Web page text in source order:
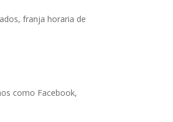
franja horaria de
como Facebook,